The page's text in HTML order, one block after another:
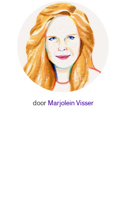
door Marjolein Visser